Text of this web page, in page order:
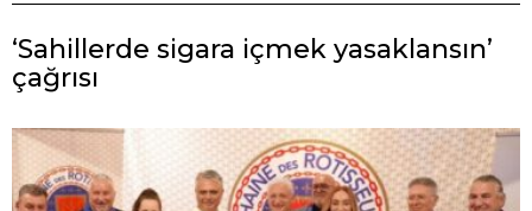
‘Sahillerde sigara içmek yasaklansın’
çağrısı